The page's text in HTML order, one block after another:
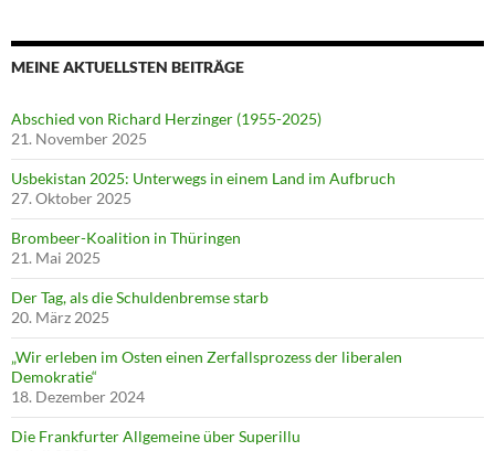
MEINE AKTUELLSTEN BEITRÄGE
Abschied von Richard Herzinger (1955-2025)
21. November 2025
Usbekistan 2025: Unterwegs in einem Land im Aufbruch
27. Oktober 2025
Brombeer-Koalition in Thüringen
21. Mai 2025
Der Tag, als die Schuldenbremse starb
20. März 2025
„Wir erleben im Osten einen Zerfallsprozess der liberalen
Demokratie“
18. Dezember 2024
Die Frankfurter Allgemeine über Superillu